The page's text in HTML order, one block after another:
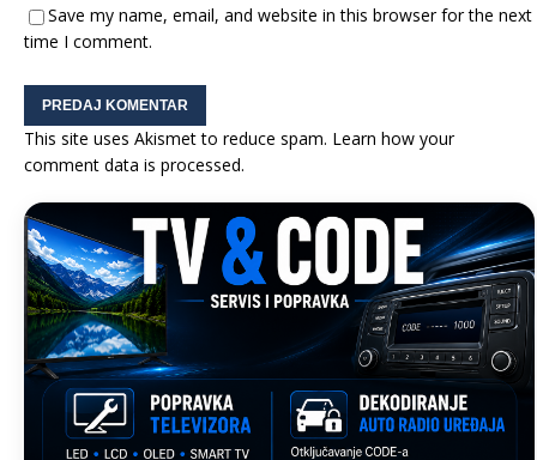
Save my name, email, and website in this browser for the next
time I comment.
This site uses Akismet to reduce spam. Learn how your
comment data is processed.